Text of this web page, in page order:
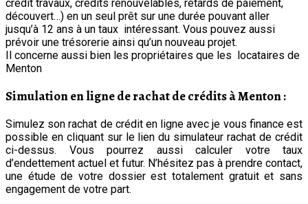
crédit travaux, crédits renouvelables, retards de paiement,
découvert…) en un seul prêt sur une durée pouvant aller
jusqu’à 12 ans à un taux intéressant. Vous pouvez aussi
prévoir une trésorerie ainsi qu’un nouveau projet.
Il concerne aussi bien les propriétaires que les locataires de
Menton
Simulation en ligne de rachat de crédits àMenton:
Simulez son rachat de crédit en ligne avec je vous finance est
possible en cliquant sur le lien du simulateur rachat de crédit
ci-dessus. Vous pourrez aussi calculer votre taux
d’endettement actuel et futur. N’hésitez pas à prendre contact,
une étude de votre dossier est totalement gratuit et sans
engagement de votre part.